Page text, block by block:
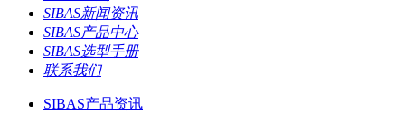
SIBAS新闻资讯
SIBAS产品中心
SIBAS选型手册
联系我们
SIBAS产品资讯